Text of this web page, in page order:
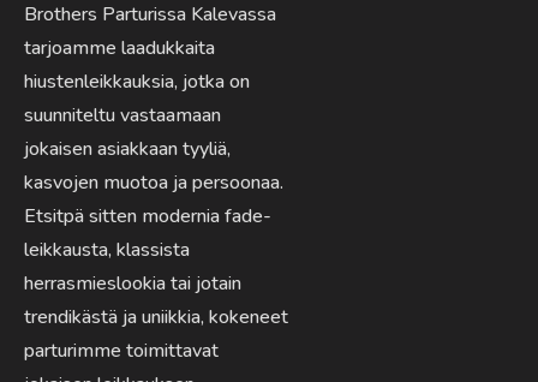
Brothers Parturissa Kalevassa
tarjoamme laadukkaita
hiustenleikkauksia, jotka on
suunniteltu vastaamaan
jokaisen asiakkaan tyyliä,
kasvojen muotoa ja persoonaa.
Etsitpä sitten modernia fade-
leikkausta, klassista
herrasmieslookia tai jotain
trendikästä ja uniikkia, kokeneet
parturimme toimittavat